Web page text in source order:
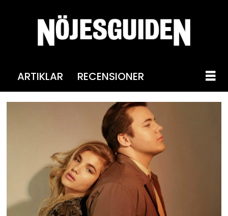
ARTIKLAR RECENSIONER